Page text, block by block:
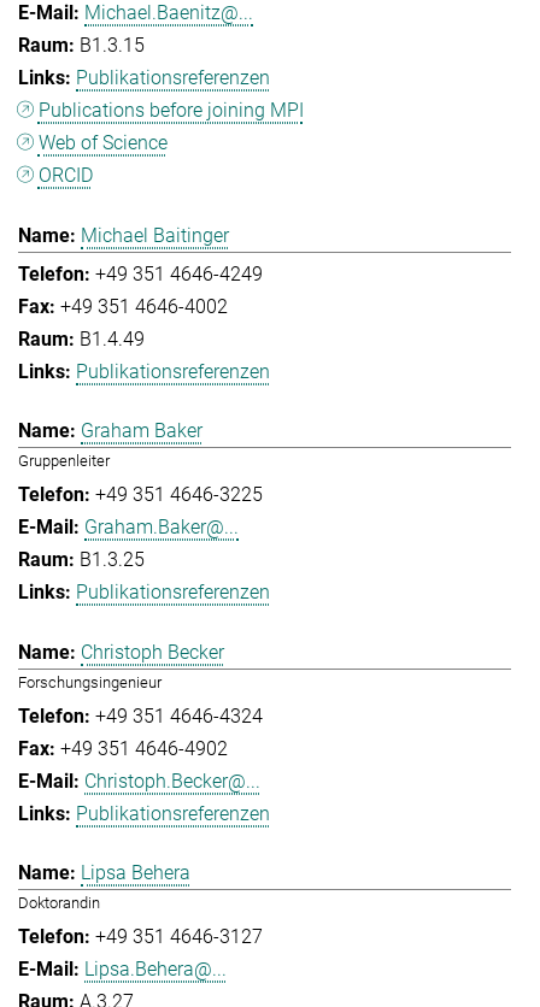
Michael.Baenitz@...
B1.3.15
Publikationsreferenzen
Publications before joining MPI
Web of Science
ORCID
Michael Baitinger
+49 351 4646-4249
+49 351 4646-4002
B1.4.49
Publikationsreferenzen
Graham Baker
Gruppenleiter
+49 351 4646-3225
Graham.Baker@...
B1.3.25
Publikationsreferenzen
Christoph Becker
Forschungsingenieur
+49 351 4646-4324
+49 351 4646-4902
Christoph.Becker@...
Publikationsreferenzen
Lipsa Behera
Doktorandin
+49 351 4646-3127
Lipsa.Behera@...
A.3.27